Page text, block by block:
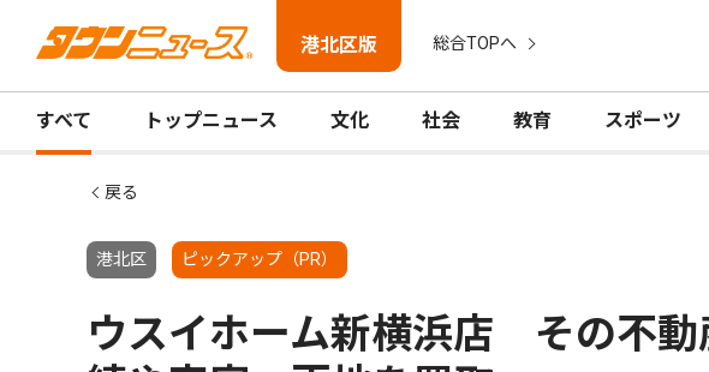
港北区版 総合TOPへ
すべて トップニュース 文化 社会 教育 スポーツ
戻る
港北区 ピックアップ（PR）
ウスイホーム新横浜店 その不